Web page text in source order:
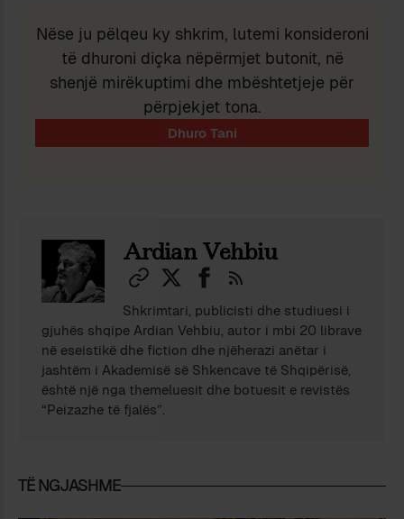
Nëse ju pëlqeu ky shkrim, lutemi konsideroni
të dhuroni diçka nëpërmjet butonit, në
shenjë mirëkuptimi dhe mbështetjeje për
përpjekjet tona.
Ardian Vehbiu
Shkrimtari, publicisti dhe studiuesi i
gjuhës shqipe Ardian Vehbiu, autor i mbi 20 librave
në eseistikë dhe fiction dhe njëherazi anëtar i
jashtëm i Akademisë së Shkencave të Shqipërisë,
është një nga themeluesit dhe botuesit e revistës
“Peizazhe të fjalës”.
TË NGJASHME